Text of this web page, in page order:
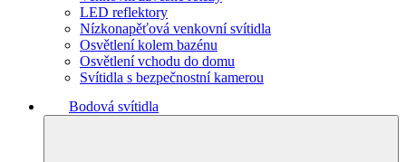
LED reflektory
Nízkonapěťová venkovní svítidla
Osvětlení kolem bazénu
Osvětlení vchodu do domu
Svítidla s bezpečnostní kamerou
Bodová svítidla